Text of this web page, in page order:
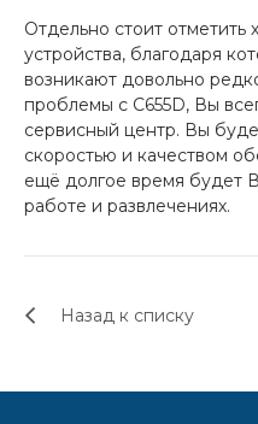
Отдельно стоит отметить
устройства, благодаря
возникают довольно
проблемы с C655D, Вы
сервисный центр. Вы
скоростью и качеством
ещё долгое время будет
работе и развлечениях.
Назад к списку